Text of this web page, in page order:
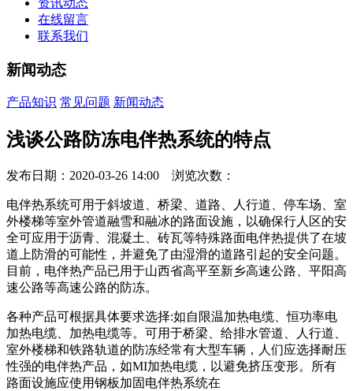
资讯动态
在线留言
联系我们
新闻动态
产品知识 常见问题 新闻动态
浅谈公路防冻电伴热系统的特点
发布日期：2020-03-26 14:00 浏览次数：
电伴热系统可用于斜坡道、桥梁、道路、人行道、停车场、室
外楼梯等室外管道融雪和融冰的路面设施，以确保行人区的安
全可应用于沥青、混凝土、砖瓦等特殊路面电伴热提供了在坡
道上防滑的可能性，并避免了由湿滑的道路引起的安全问题。
目前，电伴热产品已用于山西省高平至新乡高速公路、平阳高
速公路等高速公路的防冻。
各种产品可根据具体要求选择:如自限温加热电缆、恒功率电
加热电缆、加热电缆等。可用于桥梁、给排水管道、人行道、
室外楼梯和铁路轨道的防冻经常有大型车辆，人们应选择耐压
性强的电伴热产品，如MI加热电缆，以避免挤压变形。所有
路面设施应使用钢板加固电伴热系统在